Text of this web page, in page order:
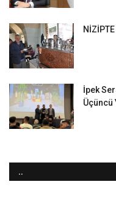
İpek
Üçüncü
..